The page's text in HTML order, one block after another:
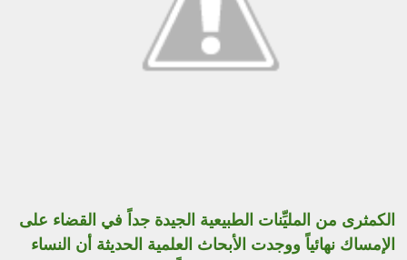
الكمثرى من المليِّنات الطبيعية الجيدة جداً في القضاء على
الإمساك نهائياً ووجدت الأبحاث العلمية الحديثة أن النساء